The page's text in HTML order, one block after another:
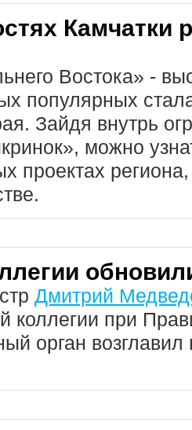
Камчатки
Востока» -
популярных
Зайдя внутрь
можно
проектах
Дмитрий
коллегии при
орган